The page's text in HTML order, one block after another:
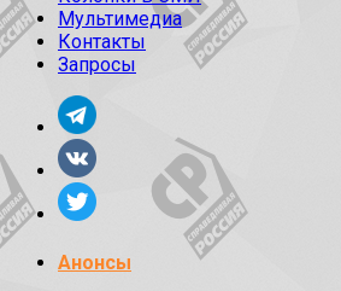
Мультимедиа
Контакты
Запросы
Анонсы